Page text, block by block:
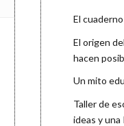
El
El origen
hacen
Un mito
Taller de
ideas y una